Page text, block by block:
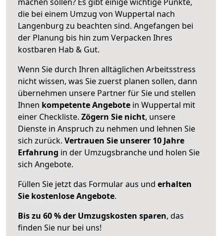
die bei einem Umzug von Wuppertal nach
Langenburg zu beachten sind. Angefangen bei
der Planung bis hin zum Verpacken Ihres
kostbaren Hab & Gut.
Wenn Sie durch Ihren alltäglichen Arbeitsstress
nicht wissen, was Sie zuerst planen sollen, dann
übernehmen unsere Partner für Sie und stellen
Ihnen kompetente Angebote in Wuppertal mit
einer Checkliste. Zögern Sie nicht, unsere
Dienste in Anspruch zu nehmen und lehnen Sie
sich zurück. Vertrauen Sie unserer 10 Jahre
Erfahrung in der Umzugsbranche und holen Sie
sich Angebote.
Füllen Sie jetzt das Formular aus und erhalten
Sie kostenlose Angebote.
Bis zu 60 % der Umzugskosten sparen, das
finden Sie nur bei uns!